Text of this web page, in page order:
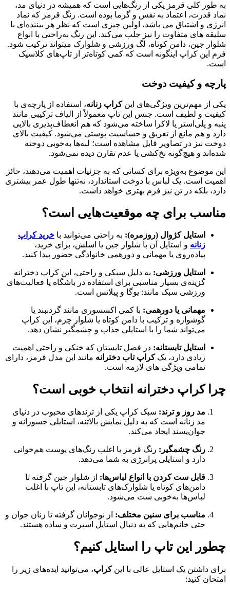
به طور کلی قرمز یکی از رنگ‌هایی است که همیشه در دنیای مد،
نماد قدرت، اعتماد به نفس و گرما بوده است. رنگ قرمز که نماد
انرژی و اشتیاق می باشد، اولین چیزی است که نظر هر بیننده‌ای با
سلیقه های متفاوت را نیز جلب می‌کند. این رنگ به‌راحتی با انواع
شلوار جین، دامن کوتاه، لگ ورزشی و شلوارک میتواند ترکیب شود.
فرم این کراپ اینگونه است که کمی کوتاه‌تر از تاپ‌های کلاسیک
است.
پارچه و کیفیت دوخت
یکی از مهم‌ترین ویژگی‌های اینکراپ زنانه، استفاده از پارچه‌ی با
کیفیت و لطیف است. جنس این تاپ معمولاً از الیاف ترکیبی مانند
پنبه و پلی‌استر یا لاکرا ساخته می‌شود که هم انعطاف‌پذیری بالایی
دارد و هم مانع از تعریق و حساسیت پوستی می‌شود. کیفیت بالای
دوخت نیز در تصاویر قابل مشاهده است؛ لبه‌ها به‌خوبی دوخته
شده‌اند و هیچ‌گونه نخ‌کشی یا عدم تقارن دیده نمی‌شود.
این موضوع به‌ویژه برای کسانی که به جزئیات اهمیت می‌دهند، حائز
اهمیت است. یک لباس با دوخت استاندارد، نه‌تنها طول عمر بیشتری
دارد، بلکه در تن نیز فرم بهتری خواهد داشت.
مناسب برای چه موقعیت‌هایی است؟
استایل کژوال (روزمره): به راحتی می‌توانید با خرید کراپ
زنانه و استایل آن با شلوار جین یا اسلش، برای خرید،
پیاده‌روی یا مهمانی و دورهمی خانوادگی حضور پیدا کنید.
استایل ورزشی: به دلیل سبکی و راحتی، این کراپ دخترانه
گزینه‌ی بسیار مناسبی برای استفاده در باشگاه یا فعالیت‌های
ورزشی سبک مانند: یوگا و پیلاتس است.
مهمانی‌ یا دورهمی: با کمی اکسسوری مانند گردنبند یا
گوشواره و ترکیب با دامن کوتاه یا شلوار چرم، این کراپ
می‌تواند شما را با استایلی جذاب و چشمگیر نشان دهد.
استایل تابستانه: در فصل تابستان که خنکی و راحتی اهمیت
زیادی دارد، یک کراپ تاب دخترانه مانند این مدل قرمز، دارای
تمامی ویژگی های لازمه است.
چرا کراپ دخترانه انتخاب خوبی است؟
مد روز و ترند: سبک کراپ یکی از ترندهای محبوب در دنیای
مد زنانه است که به دلیل نمایش بالاتنه، استایلی جسورانه و
جوان‌پسند ایجاد می‌کند.
رنگ چشمگیر: رنگ قرمز با اغلب رنگ‌های پوست هم‌خوانی
دارد و استایلی پرانرژی به شما می‌دهد.
قابل ست کردن با انواع لباس‌ها: از شلوار جین گرفته تا
دامن‌های کوتاه یا شلوارک‌های تابستانه، این تاپ با اغلب
لباس‌ها به‌خوبی ست می‌شود.
مناسب برای سنین مختلف: از نوجوانان گرفته تا زنان جوان و
حتی خانم‌هایی که به دنبال استایل اسپرت و ساده هستند.
چطور این تاپ را استایل کنیم؟
برای داشتن یک استایل عالی با اینکراپ، می‌توانید ایده‌های زیر را
امتحان کنید: